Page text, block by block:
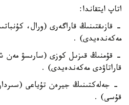
اتاپ ايتقاندا:
- قازىقتىنىڭ قاراگەرى (ورال،
مەكەندەيدى) .
- قۇمنىڭ قىزىل كوزى (سارىسۋ مەن
قاراتاۋدى مەكەندەيدى) .
- جەلەكتىنىڭ جيرەن تۇياعى
قۇسى) .